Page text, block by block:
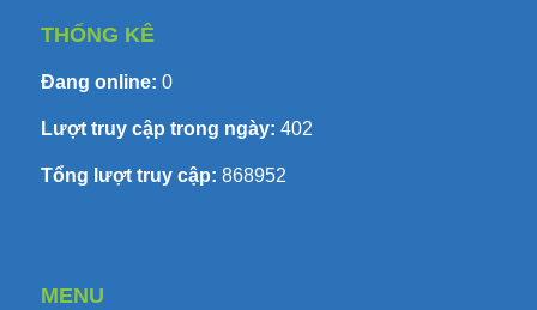
THỐNG KÊ
Đang online: 0
Lượt truy cập trong ngày: 402
Tổng lượt truy cập: 868952
MENU